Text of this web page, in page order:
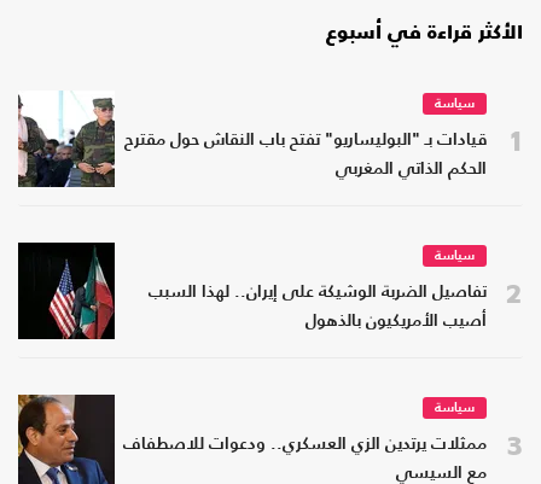
الأكثر قراءة في أسبوع
1
سياسة
قيادات بـ "البوليساريو" تفتح باب النقاش حول مقترح
الحكم الذاتي المغربي
2
سياسة
تفاصيل الضربة الوشيكة على إيران.. لهذا السبب
أصيب الأمريكيون بالذهول
3
سياسة
ممثلات يرتدين الزي العسكري.. ودعوات للاصطفاف
مع السيسي